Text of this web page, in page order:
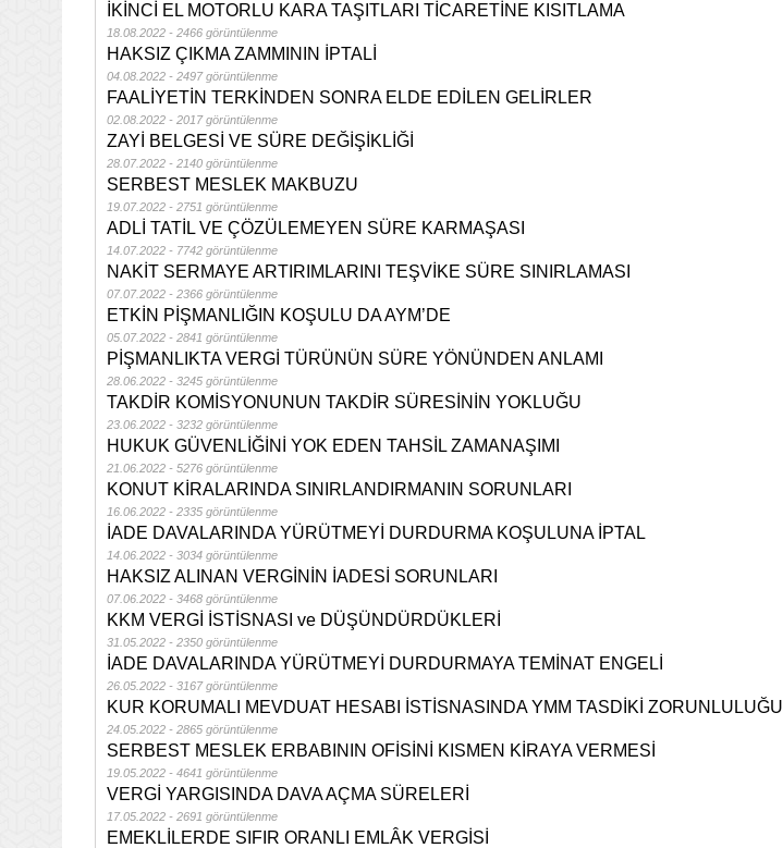
İKİNCİ EL MOTORLU KARA TAŞITLARI TİCARETİNE KISITLAMA
18.08.2022 - 2466 görüntülenme
HAKSIZ ÇIKMA ZAMMININ İPTALİ
04.08.2022 - 2497 görüntülenme
FAALİYETİN TERKİNDEN SONRA ELDE EDİLEN GELİRLER
02.08.2022 - 2017 görüntülenme
ZAYİ BELGESİ VE SÜRE DEĞİŞİKLİĞİ
28.07.2022 - 2140 görüntülenme
SERBEST MESLEK MAKBUZU
19.07.2022 - 2751 görüntülenme
ADLİ TATİL VE ÇÖZÜLEMEYEN SÜRE KARMAŞASI
14.07.2022 - 7742 görüntülenme
NAKİT SERMAYE ARTIRIMLARINI TEŞVİKE SÜRE SINIRLAMASI
07.07.2022 - 2366 görüntülenme
ETKİN PİŞMANLIĞIN KOŞULU DA AYM’DE
05.07.2022 - 2841 görüntülenme
PİŞMANLIKTA VERGİ TÜRÜNÜN SÜRE YÖNÜNDEN ANLAMI
28.06.2022 - 3245 görüntülenme
TAKDİR KOMİSYONUNUN TAKDİR SÜRESİNİN YOKLUĞU
23.06.2022 - 3232 görüntülenme
HUKUK GÜVENLİĞİNİ YOK EDEN TAHSİL ZAMANAŞIMI
21.06.2022 - 5276 görüntülenme
KONUT KİRALARINDA SINIRLANDIRMANIN SORUNLARI
16.06.2022 - 2335 görüntülenme
İADE DAVALARINDA YÜRÜTMEYİ DURDURMA KOŞULUNA İPTAL
14.06.2022 - 3034 görüntülenme
HAKSIZ ALINAN VERGİNİN İADESİ SORUNLARI
07.06.2022 - 3468 görüntülenme
KKM VERGİ İSTİSNASI ve DÜŞÜNDÜRDÜKLERİ
31.05.2022 - 2350 görüntülenme
İADE DAVALARINDA YÜRÜTMEYİ DURDURMAYA TEMİNAT ENGELİ
26.05.2022 - 3167 görüntülenme
KUR KORUMALI MEVDUAT HESABI İSTİSNASINDA YMM TASDİKİ ZORUNLULUĞU
24.05.2022 - 2865 görüntülenme
SERBEST MESLEK ERBABININ OFİSİNİ KISMEN KİRAYA VERMESİ
19.05.2022 - 4641 görüntülenme
VERGİ YARGISINDA DAVA AÇMA SÜRELERİ
17.05.2022 - 2691 görüntülenme
EMEKLİLERDE SIFIR ORANLI EMLÂK VERGİSİ